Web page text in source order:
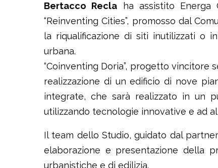
Bertacco Recla ha assistito Energa
“Reinventing Cities”, promosso dal
la riqualificazione di siti inutilizzati o
urbana.
“Coinventing Doria”, progetto vincitore
realizzazione di un edificio di nove
integrate, che sarà realizzato in un
utilizzando tecnologie innovative e ad
Il team dello Studio, guidato dal partner
elaborazione e presentazione della
urbanistiche e di edilizia.